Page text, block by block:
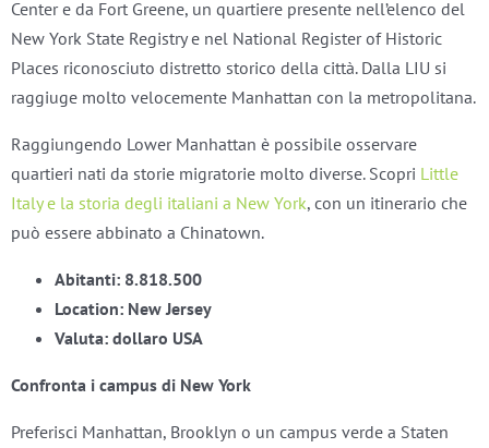
Center e da Fort Greene, un quartiere presente nell’elenco del
New York State Registry e nel National Register of Historic
Places riconosciuto distretto storico della città. Dalla LIU si
raggiuge molto velocemente Manhattan con la metropolitana.
Raggiungendo Lower Manhattan è possibile osservare
quartieri nati da storie migratorie molto diverse. Scopri Little
Italy e la storia degli italiani a New York, con un itinerario che
può essere abbinato a Chinatown.
Abitanti: 8.818.500
Location: New Jersey
Valuta: dollaro USA
Confronta i campus di New York
Preferisci Manhattan, Brooklyn o un campus verde a Staten